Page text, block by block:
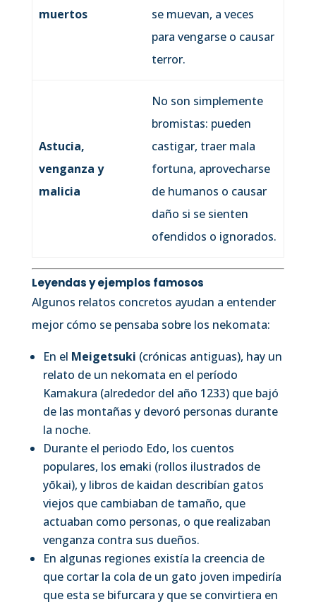
muertos
se muevan, a veces
para vengarse o causar
terror.
Astucia,
venganza y
malicia
No son simplemente
bromistas: pueden
castigar, traer mala
fortuna, aprovecharse
de humanos o causar
daño si se sienten
ofendidos o ignorados.
Leyendas y ejemplos famosos
Algunos relatos concretos ayudan a entender
mejor cómo se pensaba sobre los nekomata:
En el Meigetsuki (crónicas antiguas), hay un
relato de un nekomata en el período
Kamakura (alrededor del año 1233) que bajó
de las montañas y devoró personas durante
la noche.
Durante el periodo Edo, los cuentos
populares, los emaki (rollos ilustrados de
yōkai), y libros de kaidan describían gatos
viejos que cambiaban de tamaño, que
actuaban como personas, o que realizaban
venganza contra sus dueños.
En algunas regiones existía la creencia de
que cortar la cola de un gato joven impediría
que esta se bifurcara y que se convirtiera en